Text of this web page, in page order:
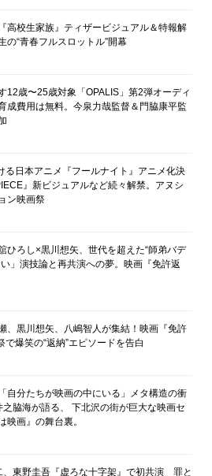
高校生家族』ティザービジュアル＆特報解
“青春フルスロットル”開幕
12歳〜25歳対象「OPALIS」第2弾オーディ
成費用は無料。今泉力哉監督＆門脇康平監
る日本アニメ『フールナイト』アニメ化決
』新ビジュアルなど続々解禁。アヌシ
ン映画祭
ひろし×黒川想矢、世代を超えた“師弟バデ
」演技論と再共演への夢。映画『免許返
、黒川想矢、八嶋智人が集結！映画『免許
爆笑の“返納”エピソードを告白
自分たちが映画の中にいる」メタ構造の衝
脇海が語る、 下北沢の街が巨大な映画セ
映画』の舞台裏。
、東野圭吾『虚ろな十字架』で初共演 罪と